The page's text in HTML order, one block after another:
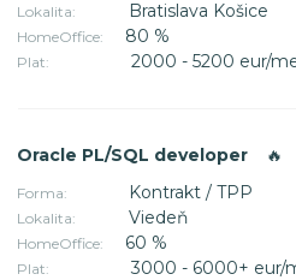
Lokalita: Bratislava Košice
HomeOffice: 80 %
Plat: 2000 - 5200 eur/
Oracle PL/SQL developer 🔥
Forma: Kontrakt / TPP
Lokalita: Viedeň
HomeOffice: 60 %
Plat: 3000 - 6000+ eur/